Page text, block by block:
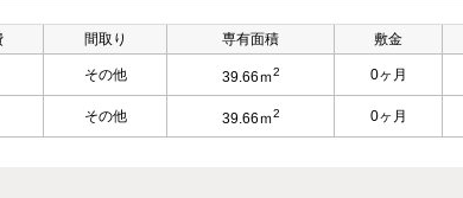
間取り 専有面積 敷金
その他 39.66ｍ2 0ヶ月
その他 39.66ｍ2 0ヶ月